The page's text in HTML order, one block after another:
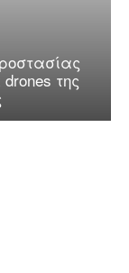
της